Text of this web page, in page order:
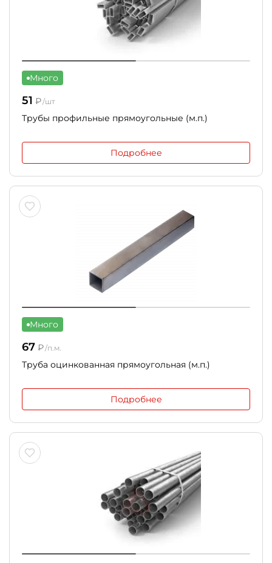
Много
51 ₽/шт
Трубы профильные прямоугольные (м.п.)
Подробнее
Много
67 ₽/п.м.
Труба оцинкованная прямоугольная (м.п.)
Подробнее